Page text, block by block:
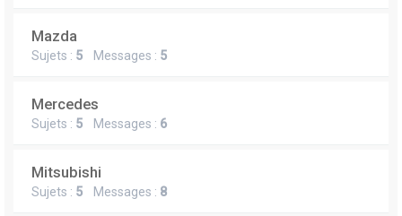
Mazda
Sujets : 5 Messages : 5
Mercedes
Sujets : 5 Messages : 6
Mitsubishi
Sujets : 5 Messages : 8